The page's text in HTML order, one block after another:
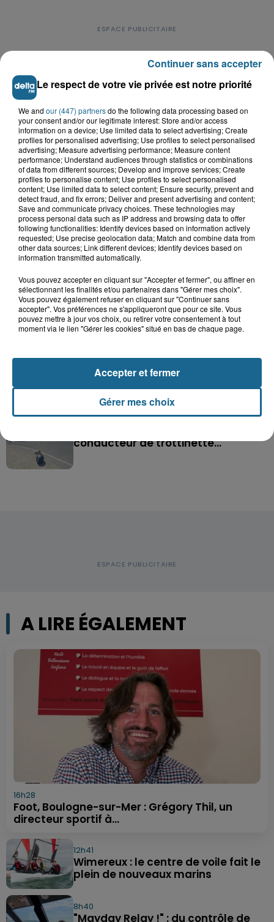
LE TOP DE L'ACTU
Saint-Omer : un enfant gravement brûlé
après l'explosion d'un jouet...
Hazebrouck : victime d'un accident,
Lucas s'en est allé brutalement...
Disparition inquiétante à Cappelle-
la-Grande : Michael, 41 ans...
conducteur de trottinette...
A LIRE ÉGALEMENT
16h28
Foot, Boulogne-sur-Mer : Grégory Thil, un
directeur sportif à...
12h41
Wimereux : le centre de voile fait le
plein de nouveaux marins
8h40
"Mayday Relay !" : du contrôle de
Le respect de votre vie privée est notre priorité
We and our (447) partnersdo the following data processing based on
your consent and/or our legitimate interest: Store and/or access
information on a device; Use limited data to select advertising; Create
profiles for personalised advertising; Use profiles to select personalised
advertising; Measure advertising performance; Measure content
performance; Understand audiences through statistics or combinations
of data from different sources; Develop and improve services; Create
profiles to personalise content; Use profiles to select personalised
content; Use limited data to select content; Ensure security, prevent and
detect fraud, and fix errors; Deliver and present advertising and content;
Save and communicate privacy choices. These technologies may
process personal data such as IP address and browsing data to offer
following functionalities: Identify devices based on information actively
requested; Use precise geolocation data; Match and combine data from
other data sources; Link different devices; Identify devices based on
information transmitted automatically.
Vous pouvez accepter en cliquant sur "Accepter et fermer", ou affiner en
sélectionnant les finalités et/ou partenaires dans "Gérer mes choix".
Vous pouvez également refuser en cliquant sur "Continuer sans
accepter". Vos préférences ne s'appliqueront que pour ce site. Vous
pouvez mettre à jour vos choix, ou retirer votre consentement à tout
moment via le lien "Gérer les cookies" situé en bas de chaque page.
Gérer mes choix
Accepter et fermer
Continuer sans accepter